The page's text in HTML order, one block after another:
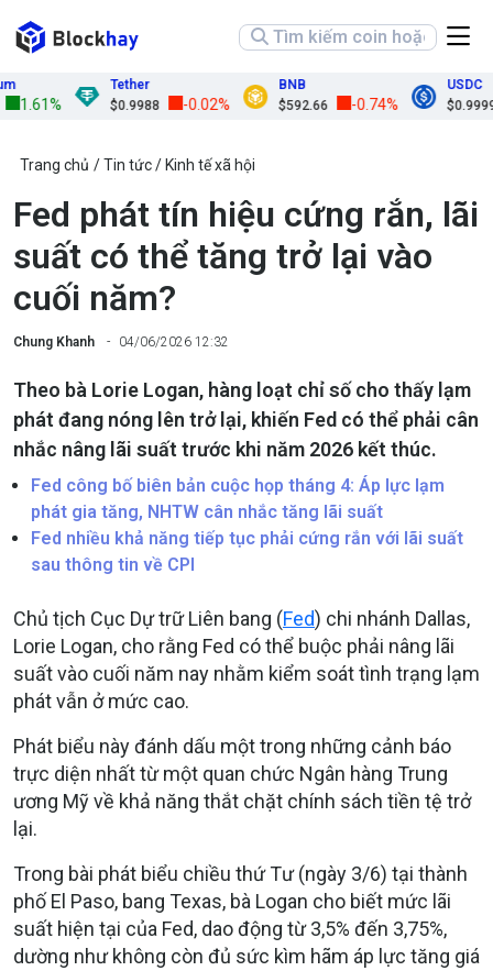
Tether
$0.9988
-0.02%
BNB
$592.66
-0.74%
USDC
$0.9999
Trang chủ Tin tức Kinh tế xã hội
Fed phát tín hiệu cứng rắn, lãi
suất có thể tăng trở lại vào
cuối năm?
Chung Khanh 04/06/2026 12:32
Theo bà Lorie Logan, hàng loạt chỉ số cho thấy lạm
phát đang nóng lên trở lại, khiến Fed có thể phải cân
nhắc nâng lãi suất trước khi năm 2026 kết thúc.
Fed công bố biên bản cuộc họp tháng 4: Áp lực lạm
phát gia tăng, NHTW cân nhắc tăng lãi suất
Fed nhiều khả năng tiếp tục phải cứng rắn với lãi suất
sau thông tin về CPI
Chủ tịch Cục Dự trữ Liên bang (Fed) chi nhánh Dallas,
Lorie Logan, cho rằng Fed có thể buộc phải nâng lãi
suất vào cuối năm nay nhằm kiểm soát tình trạng lạm
phát vẫn ở mức cao.
Phát biểu này đánh dấu một trong những cảnh báo
trực diện nhất từ một quan chức Ngân hàng Trung
ương Mỹ về khả năng thắt chặt chính sách tiền tệ trở
lại.
Trong bài phát biểu chiều thứ Tư (ngày 3/6) tại thành
phố El Paso, bang Texas, bà Logan cho biết mức lãi
suất hiện tại của Fed, dao động từ 3,5% đến 3,75%,
dường như không còn đủ sức kìm hãm áp lực tăng giá